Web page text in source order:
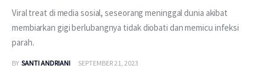
Viral treat di media sosial, seseorang meninggal dunia akibat
membiarkan gigi berlubangnya tidak diobati dan memicu infeksi
parah.
BY SANTI ANDRIANI SEPTEMBER 21, 2023